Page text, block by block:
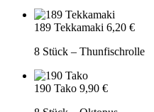
189 Tekkamaki 6,20 €
8 Stück – Thunfischrolle
190 Tako 9,90 €